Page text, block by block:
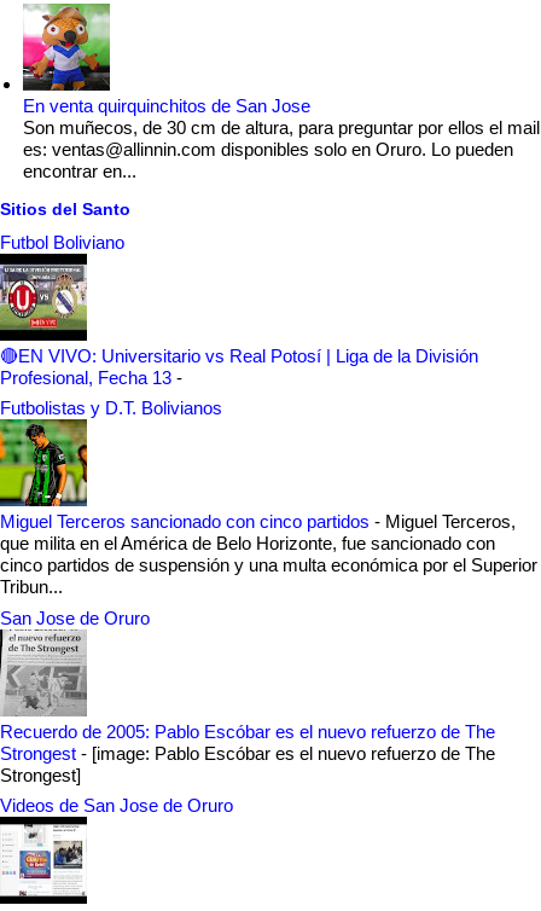
En venta quirquinchitos de San Jose
Son muñecos, de 30 cm de altura, para preguntar por ellos el mail
es: ventas@allinnin.com disponibles solo en Oruro. Lo pueden
encontrar en...
Sitios del Santo
Futbol Boliviano
🔴EN VIVO: Universitario vs Real Potosí | Liga de la División
Profesional, Fecha 13 -
Futbolistas y D.T. Bolivianos
Miguel Terceros sancionado con cinco partidos - Miguel Terceros,
que milita en el América de Belo Horizonte, fue sancionado con
cinco partidos de suspensión y una multa económica por el Superior
Tribun...
San Jose de Oruro
Recuerdo de 2005: Pablo Escóbar es el nuevo refuerzo de The
Strongest - [image: Pablo Escóbar es el nuevo refuerzo de The
Strongest]
Videos de San Jose de Oruro